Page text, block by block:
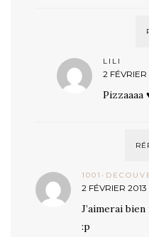
LILI
2
Pizzaaaa
1001-
2 FÉVRIER
J’aimerai
:p